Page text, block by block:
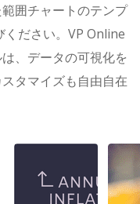
囲チャートのテンプ
ください。VP Online
、データの可視化を
タマイズも自由自在